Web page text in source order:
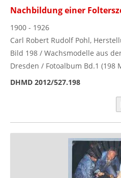
Nachbildung einer
1900 - 1926
Carl Robert Rudolf Pohl,
Bild 198 / Wachsmodelle aus
Dresden / Fotoalbum Bd.1 (198
DHMD 2012/527.198